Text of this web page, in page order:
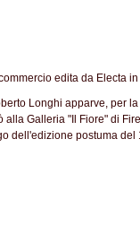
edita da Electa
Longhi apparve, per
alla Galleria "Il Fiore" di
dell'edizione postuma